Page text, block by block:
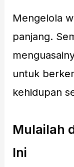
Mengelola
panjang.
untuk
kehidupan
Mulailah
Ini